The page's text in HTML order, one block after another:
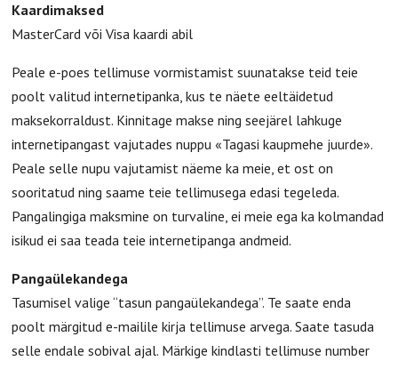
Kaardimaksed
MasterCard või Visa kaardi abil
Peale e-poes tellimuse vormistamist suunatakse teid teie
poolt valitud internetipanka, kus te näete eeltäidetud
maksekorraldust. Kinnitage makse ning seejärel lahkuge
internetipangast vajutades nuppu «Tagasi kaupmehe juurde».
Peale selle nupu vajutamist näeme ka meie, et ost on
sooritatud ning saame teie tellimusega edasi tegeleda.
Pangalingiga maksmine on turvaline, ei meie ega ka kolmandad
isikud ei saa teada teie internetipanga andmeid.
Pangaülekandega
Tasumisel valige “tasun pangaülekandega”. Te saate enda
poolt märgitud e-mailile kirja tellimuse arvega. Saate tasuda
selle endale sobival ajal. Märkige kindlasti tellimuse number